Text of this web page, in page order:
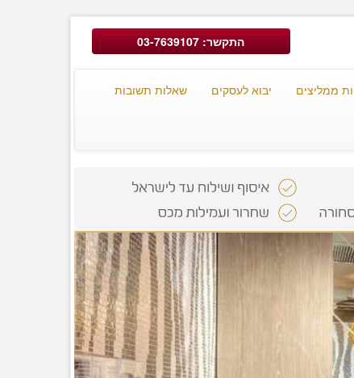
התקשר: 03-7639107
ממליצים יבוא לעסקים שאלות תשובות